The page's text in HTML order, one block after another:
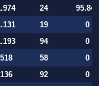
24
95.847
19
0
94
0
518 58
0
136 92
0